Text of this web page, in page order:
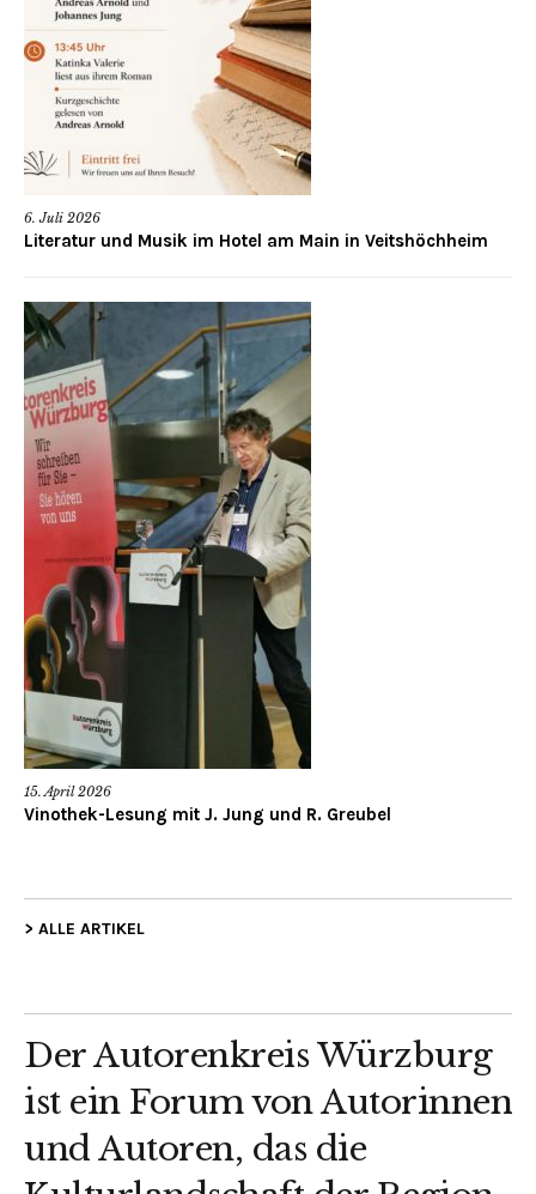
6. Juli 2026
Literatur und Musik im Hotel am Main in Veitshöchheim
15. April 2026
Vinothek-Lesung mit J. Jung und R. Greubel
> ALLE ARTIKEL
Der Autorenkreis Würzburg
ist ein Forum von Autorinnen
und Autoren, das die